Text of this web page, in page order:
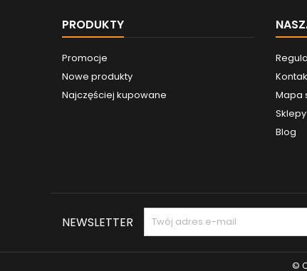
PRODUKTY
Promocje
Nowe produkty
Najczęściej kupowane
Mapa
Sklepy
Blog
NEWSLETTER
©